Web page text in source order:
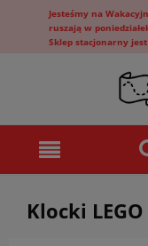
Jesteśmy na
ruszają w
Sklep stacjonarny
Klocki LEGO